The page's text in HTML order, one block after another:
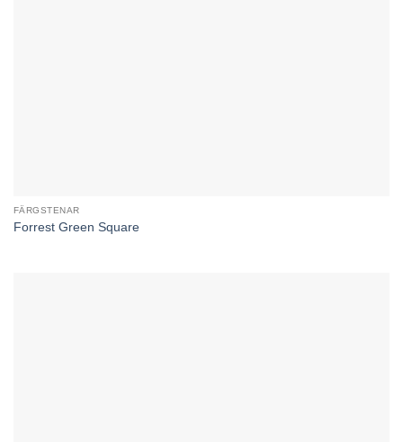
FÄRGSTENAR
Forrest Green Square